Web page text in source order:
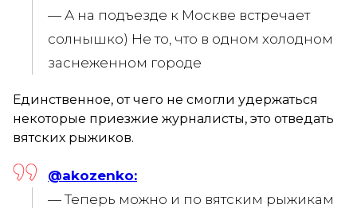
— А на подъезде к Москве встречает
солнышко) Не то, что в одном холодном
заснеженном городе
Единственное, от чего не смогли удержаться
некоторые приезжие журналисты, это отведать
вятских рыжиков.
@akozenko:
— Теперь можно и по вятским рыжикам